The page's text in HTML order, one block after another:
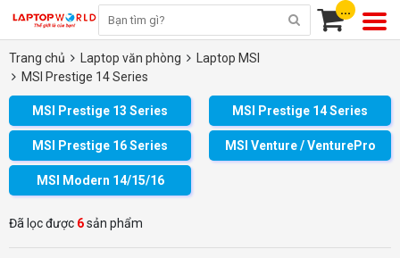
...
Trang chủ Laptop văn phòng
Laptop MSI
MSI Prestige 14 Series
MSI Prestige 13 Series MSI Prestige 14 Series
MSI Prestige 16 Series MSI Venture / VenturePro
MSI Modern 14/15/16
Đã lọc được 6sản phẩm